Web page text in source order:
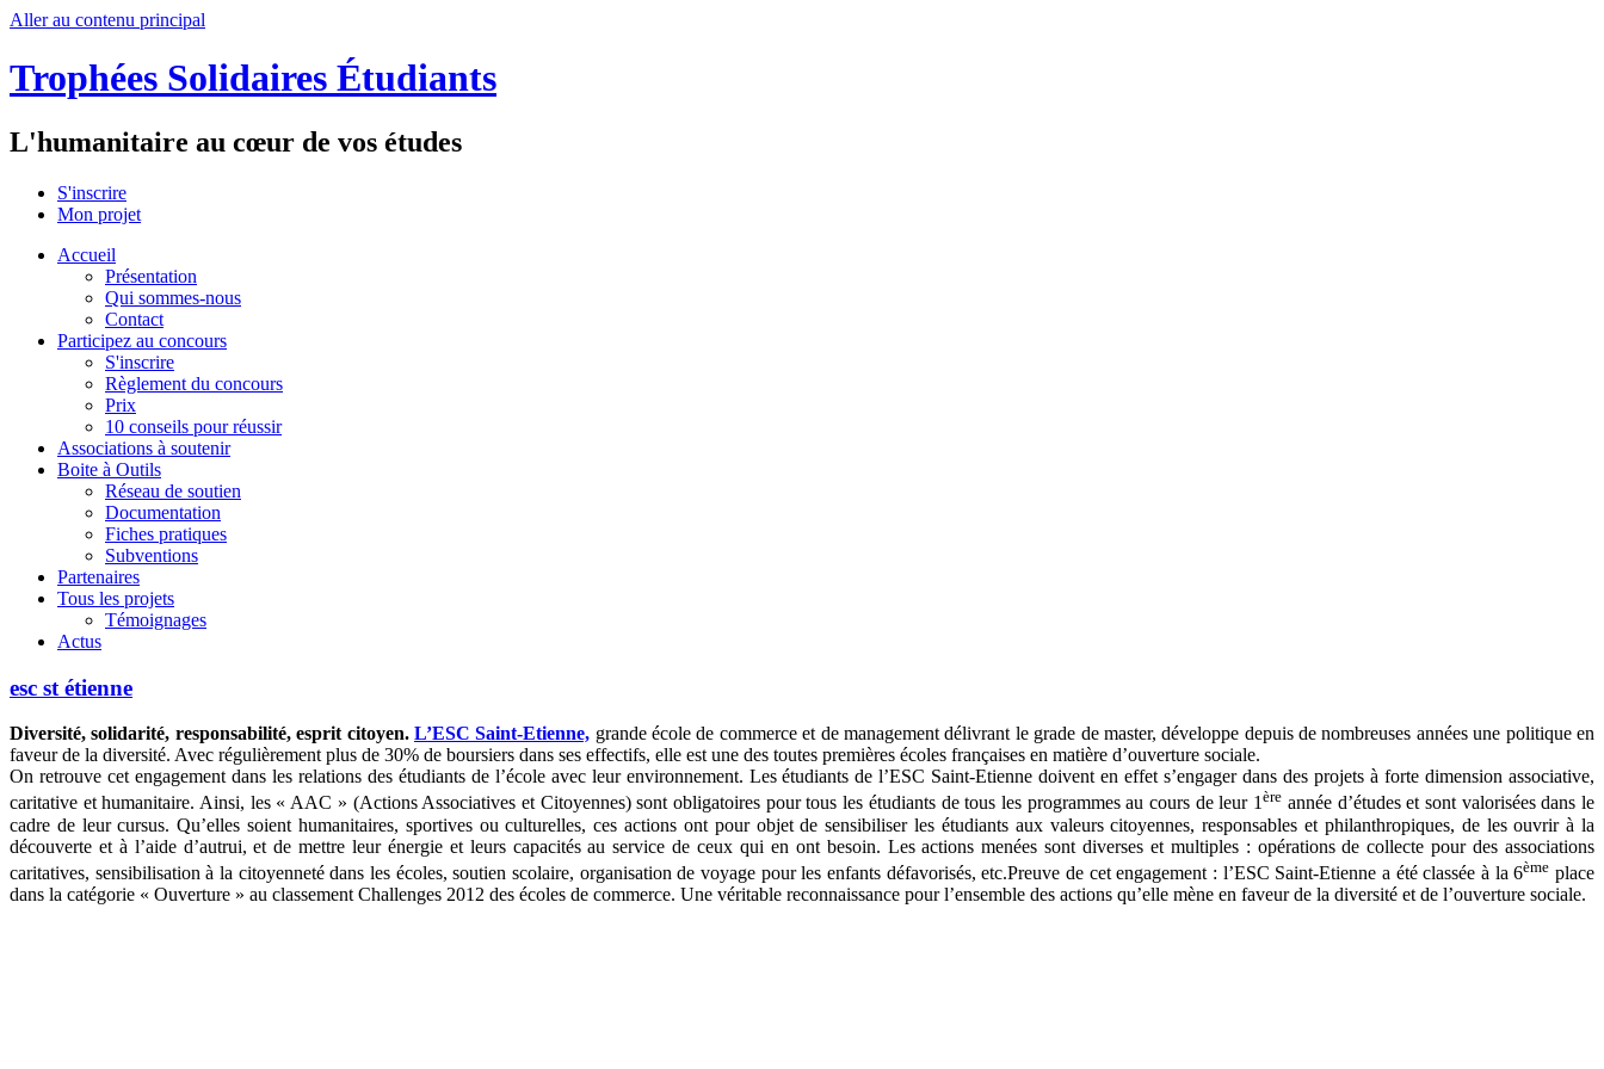
Aller au contenu principal
Trophées Solidaires Étudiants
L'humanitaire au cœur de vos études
S'inscrire
Mon projet
Accueil
Présentation
Qui sommes-nous
Contact
Participez au concours
S'inscrire
Règlement du concours
Prix
10 conseils pour réussir
Associations à soutenir
Boite à Outils
Réseau de soutien
Documentation
Fiches pratiques
Subventions
Partenaires
Tous les projets
Témoignages
Actus
esc st étienne
Diversité, solidarité, responsabilité, esprit citoyen. L’ESC Saint-Etienne, grande école de commerce et de management délivrant le grade de master, développe depuis de nombreuses années une politique en
faveur de la diversité. Avec régulièrement plus de 30% de boursiers dans ses effectifs, elle est une des toutes premières écoles françaises en matière d’ouverture sociale.
On retrouve cet engagement dans les relations des étudiants de l’école avec leur environnement. Les étudiants de l’ESC Saint-Etienne doivent en effet s’engager dans des projets à forte dimension associative,
caritative et humanitaire. Ainsi, les « AAC » (Actions Associatives et Citoyennes) sont obligatoires pour tous les étudiants de tous les programmes au cours de leur 1ère année d’études et sont valorisées dans le
cadre de leur cursus. Qu’elles soient humanitaires, sportives ou culturelles, ces actions ont pour objet de sensibiliser les étudiants aux valeurs citoyennes, responsables et philanthropiques, de les ouvrir à la
découverte et à l’aide d’autrui, et de mettre leur énergie et leurs capacités au service de ceux qui en ont besoin. Les actions menées sont diverses et multiples : opérations de collecte pour des associations
caritatives, sensibilisation à la citoyenneté dans les écoles, soutien scolaire, organisation de voyage pour les enfants défavorisés, etc.Preuve de cet engagement : l’ESC Saint-Etienne a été classée à la 6ème place
dans la catégorie « Ouverture » au classement Challenges 2012 des écoles de commerce. Une véritable reconnaissance pour l’ensemble des actions qu’elle mène en faveur de la diversité et de l’ouverture sociale.